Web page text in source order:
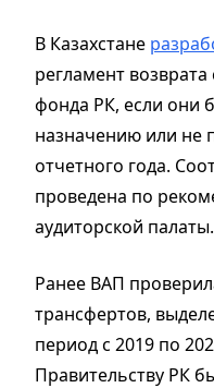
В Казахстане
регламент
фонда РК, если они
назначению или не
отчетного года.
проведена по
аудиторской палаты.
Ранее ВАП
трансфертов,
период с 2019 по
Правительству РК